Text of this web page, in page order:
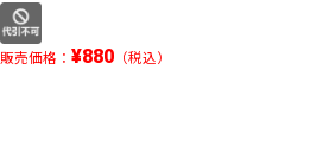
販売価格： ¥880（税込）